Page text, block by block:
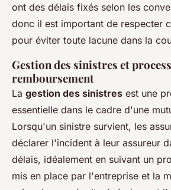
ont des délais fixés selon les
donc il est important de respecter
pour éviter toute lacune dans la
Gestion des sinistres et
remboursement
La gestion des sinistres est une
essentielle dans le cadre d'une
Lorsqu'un sinistre survient, les
déclarer l'incident à leur assureur
délais, idéalement en suivant un
mis en place par l'entreprise et la